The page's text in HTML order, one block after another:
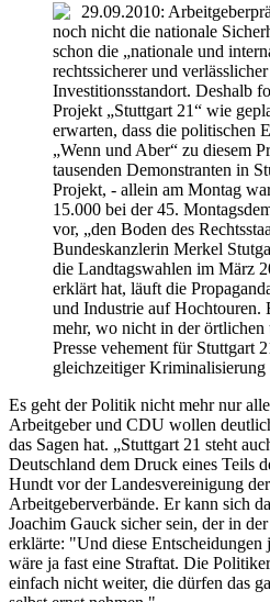
29.09.2010:
noch nicht die nationale
schon die „nationale und
rechtssicherer und
Investitionsstandort. Deshalb
Projekt „Stuttgart 21“ wie
erwarten, dass die politischen
„Wenn und Aber“ zu diesem
tausenden Demonstranten in
Projekt, - allein am Montag
15.000 bei der 45.
vor, „den Boden des
Bundeskanzlerin Merkel
die Landtagswahlen im März
erklärt hat, läuft die
und Industrie auf Hochtouren.
mehr, wo nicht in der örtlichen
Presse vehement für Stuttgart
gleichzeitiger Kriminalisierung
Es geht der Politik nicht mehr nur
Arbeitgeber und CDU wollen
das Sagen hat. „Stuttgart 21 steht
Deutschland dem Druck eines Teils
Hundt vor der Landesvereinigung
Arbeitgeberverbände. Er kann sich
Joachim Gauck sicher sein, der in
erklärte: "Und diese
wäre ja fast eine Straftat. Die
einfach nicht weiter, die dürfen das